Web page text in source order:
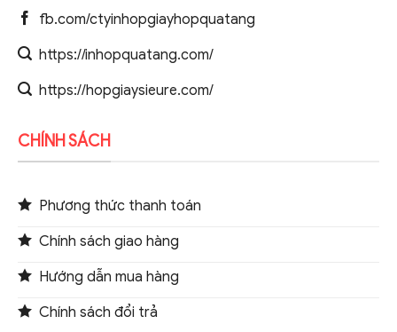
fb.com/ctyinhopgiayhopquatang
https://inhopquatang.com/
https://hopgiaysieure.com/
CHÍNH SÁCH
Phương thức thanh toán
Chính sách giao hàng
Hướng dẫn mua hàng
Chính sách đổi trả